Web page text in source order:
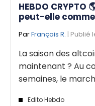
HEBDO
peut-elle
ParFrançois R. | Publié
La saison des
maintenant ? Au
semaines, le
Edito Hebdo